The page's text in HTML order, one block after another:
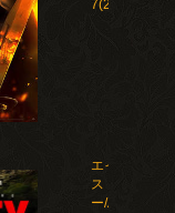
7(2026)
エイペック
ス・プレデタ
ー/